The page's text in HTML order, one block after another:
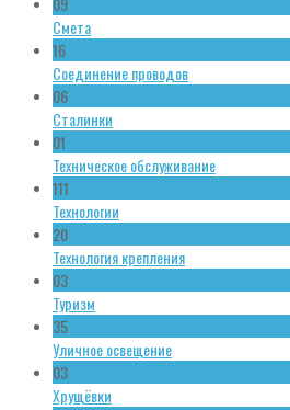
Смета
16
Соединение проводов
06
Сталинки
01
Техническое обслуживание
111
Технологии
20
Технология крепления
03
Туризм
35
Уличное освещение
03
Хрущёвки